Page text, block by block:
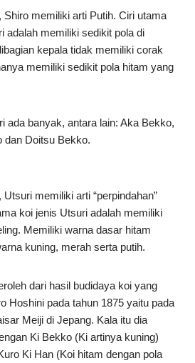
Shiro memiliki arti Putih. Ciri utama
adalah memiliki sedikit pola di
kepala tidak memiliki corak
memiliki sedikit pola hitam yang
ada banyak, antara lain: Aka Bekko,
dan Doitsu Bekko.
memiliki arti “perpindahan”
koi jenis Utsuri adalah memiliki
Memiliki warna dasar hitam
kuning, merah serta putih.
dari hasil budidaya koi yang
Hoshini pada tahun 1875 yaitu pada
Meiji di Jepang. Kala itu dia
Ki Bekko (Ki artinya kuning)
Ki Han (Koi hitam dengan pola